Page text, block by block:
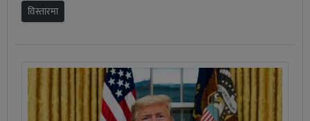
विस्तारमा